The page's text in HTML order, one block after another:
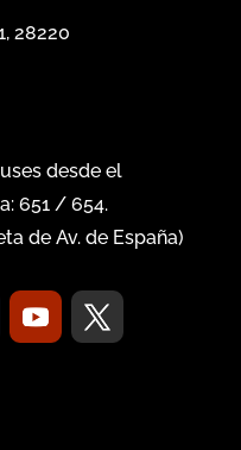
28220
desde el
651/ 654.
de Av. de España)